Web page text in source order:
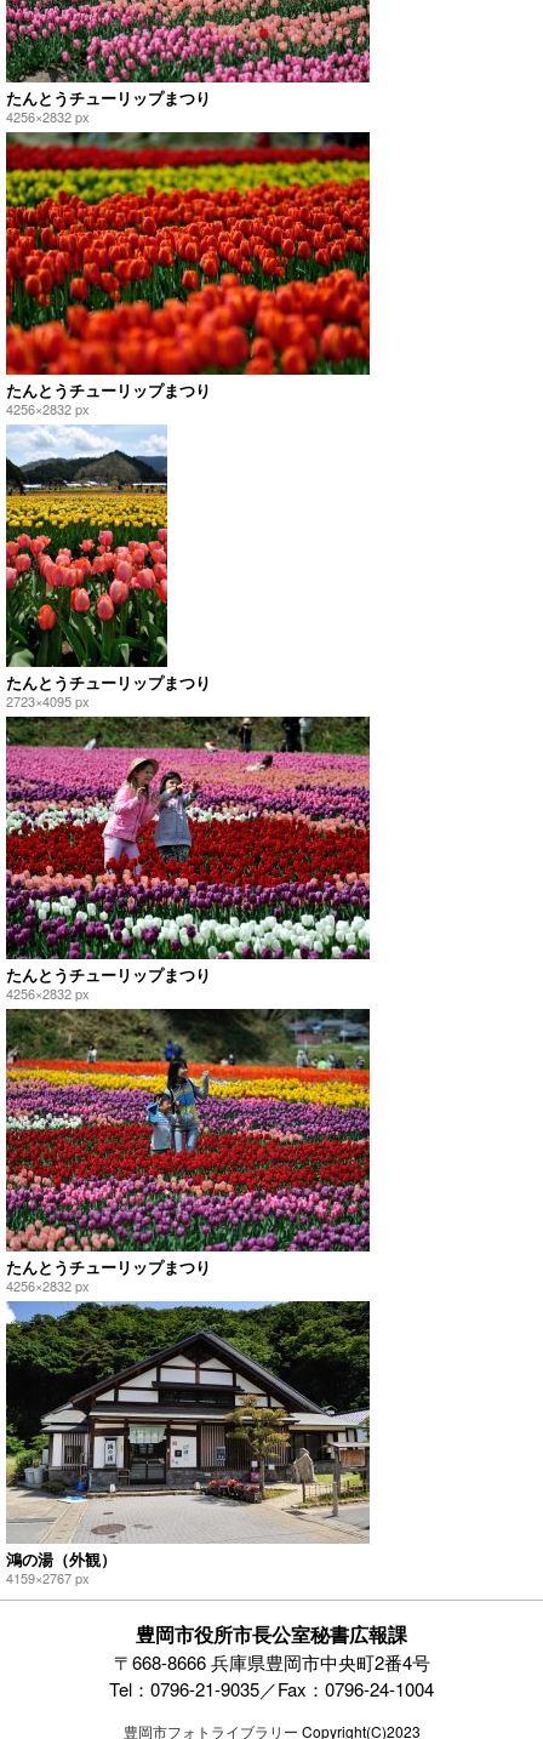
たんとうチューリップまつり
4256×2832 px
たんとうチューリップまつり
4256×2832 px
たんとうチューリップまつり
2723×4095 px
たんとうチューリップまつり
4256×2832 px
たんとうチューリップまつり
4256×2832 px
鴻の湯（外観）
4159×2767 px
豊岡市役所市長公室秘書広報課
〒668-8666 兵庫県豊岡市中央町2番4号
Tel：0796-21-9035／Fax：0796-24-1004
豊岡市フォトライブラリー Copyright(C)2023